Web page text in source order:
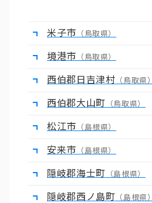
米子市 （鳥取県）
境港市 （鳥取県）
西伯郡日吉津村 （鳥取県）
西伯郡大山町 （鳥取県）
松江市 （島根県）
安来市 （島根県）
隠岐郡海士町 （島根県）
隠岐郡西ノ島町 （島根県）